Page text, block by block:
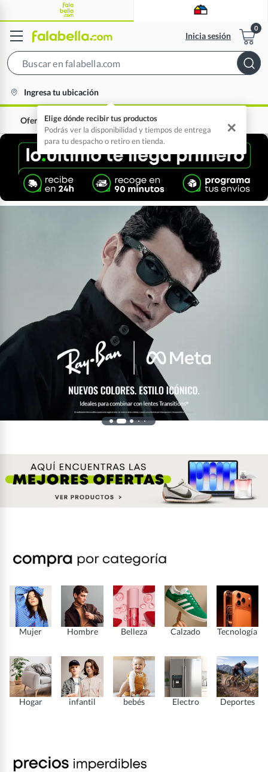
Inicia sesión
location-
icon
Ingresa tu ubicación
Elige dónde recibir tus productos
Podrás ver la disponibilidad y tiempos de entrega
para tu despacho o retiro en tienda.
✕
Ofertas 0% interés
Mujer Hombre Belleza Calzado Tecnología
Hogar infantil bebés Electro Deportes